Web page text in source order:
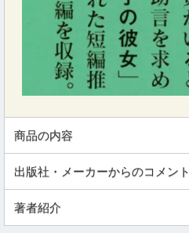
商品の内容
出版社・メーカーからのコメント
著者紹介